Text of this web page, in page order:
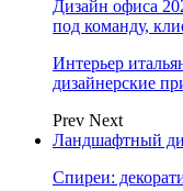
Дизайн офиса
под команду,
Интерьер
дизайнерские
Prev Next
Ландшафтный
Спиреи: